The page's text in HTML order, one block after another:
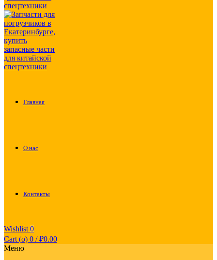
Главная
О нас
Контакты
Wishlist 0
Cart (o) 0 / ₽0.00
Меню